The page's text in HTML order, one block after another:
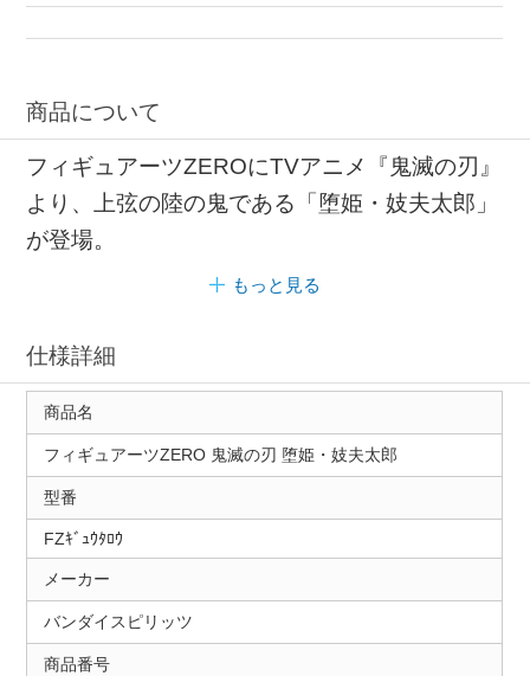
商品について
フィギュアーツZEROにTVアニメ『鬼滅の刃』
より、上弦の陸の鬼である「堕姫・妓夫太郎」
が登場。
もっと見る
仕様詳細
商品名
フィギュアーツZERO 鬼滅の刃 堕姫・妓夫太郎
型番
FZｷﾞｭｳﾀﾛｳ
メーカー
バンダイスピリッツ
商品番号